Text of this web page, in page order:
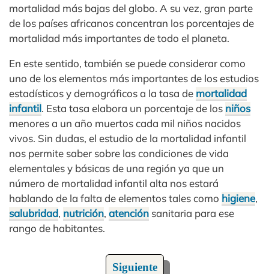
mortalidad más bajas del globo. A su vez, gran parte
de los países africanos concentran los porcentajes de
mortalidad más importantes de todo el planeta.
En este sentido, también se puede considerar como
uno de los elementos más importantes de los estudios
estadísticos y demográficos a la tasa de mortalidad
infantil. Esta tasa elabora un porcentaje de los niños
menores a un año muertos cada mil niños nacidos
vivos. Sin dudas, el estudio de la mortalidad infantil
nos permite saber sobre las condiciones de vida
elementales y básicas de una región ya que un
número de mortalidad infantil alta nos estará
hablando de la falta de elementos tales como higiene,
salubridad, nutrición, atención sanitaria para ese
rango de habitantes.
Siguiente